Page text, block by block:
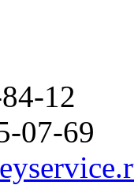
12
07-69